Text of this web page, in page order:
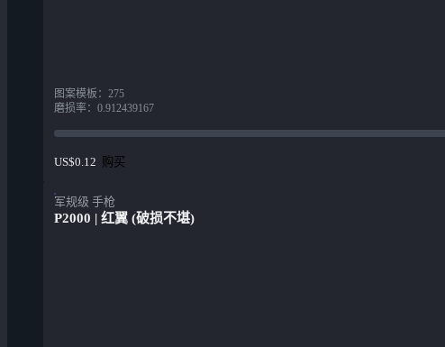
图案模板 ： 275
磨损率： 0.912439167
US$0.12 购买
军规级 手枪
P2000 | 红翼 (破损不堪)